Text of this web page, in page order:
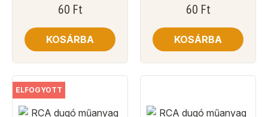
60 Ft
KOSÁRBA
60 Ft
KOSÁRBA
ELFOGYOTT